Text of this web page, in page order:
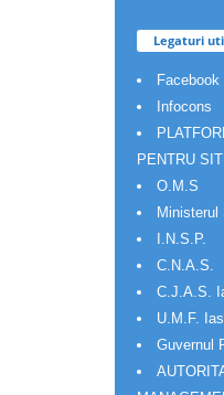
Legaturi
Infocons
PENTRU
O.M.S
Ministerul
I.N.S.P.
C.N.A.S.
C.J.A.S.
U.M.F.
Guvernul